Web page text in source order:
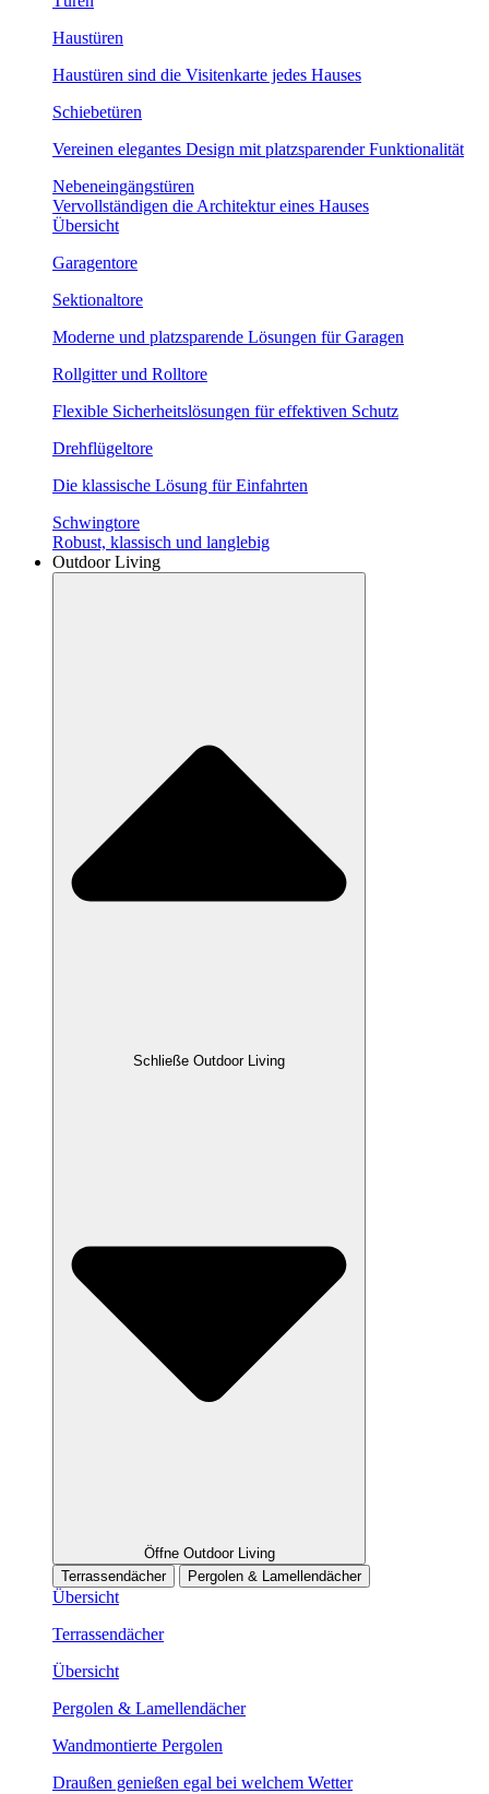
Haustüren
Haustüren sind die Visitenkarte jedes Hauses
Schiebetüren
Vereinen elegantes Design mit platzsparender Funktionalität
Nebeneingängstüren
Vervollständigen die Architektur eines Hauses
Übersicht
Garagentore
Sektionaltore
Moderne und platzsparende Lösungen für Garagen
Rollgitter und Rolltore
Flexible Sicherheitslösungen für effektiven Schutz
Drehflügeltore
Die klassische Lösung für Einfahrten
Schwingtore
Robust, klassisch und langlebig
Outdoor Living
Schließe Outdoor Living
Öffne Outdoor Living
Terrassendächer
Pergolen & Lamellendächer
Übersicht
Terrassendächer
Übersicht
Pergolen & Lamellendächer
Wandmontierte Pergolen
Draußen genießen egal bei welchem Wetter